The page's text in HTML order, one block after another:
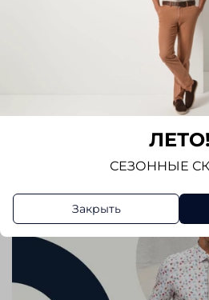
Отзывов еще никто не
Написать отзыв
ЛЕТО!
СЕЗОННЫЕ
Закрыть